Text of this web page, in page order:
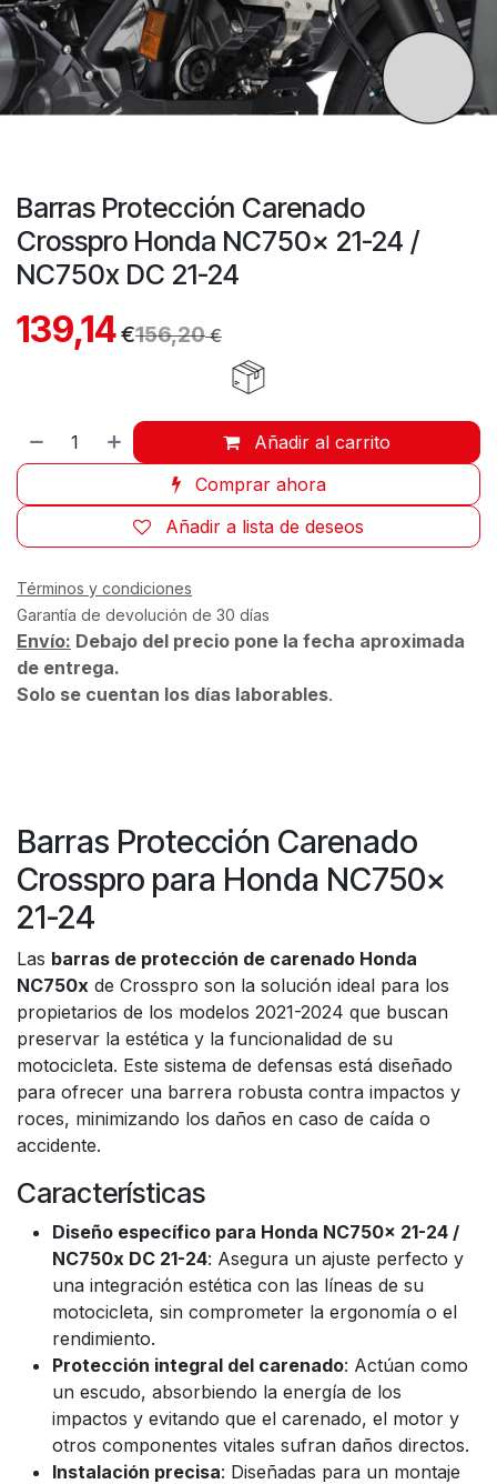
Barras Protección Carenado
Crosspro Honda NC750x 21-24 /
NC750x DC 21-24
139,14€156,20€
Añadir al carrito
Comprar ahora
Añadir a lista de deseos
Términos y condiciones
Garantía de devolución de 30 días
Envío: Debajo del precio pone la fecha aproximada
de entrega.
Solo se cuentan los días laborables.
Barras Protección Carenado
Crosspro para Honda NC750x
21-24
Las barras de protección de carenado Honda
NC750x de Crosspro son la solución ideal para los
propietarios de los modelos 2021-2024 que buscan
preservar la estética y la funcionalidad de su
motocicleta. Este sistema de defensas está diseñado
para ofrecer una barrera robusta contra impactos y
roces, minimizando los daños en caso de caída o
accidente.
Características
Diseño específico para Honda NC750x 21-24 /
NC750x DC 21-24: Asegura un ajuste perfecto y
una integración estética con las líneas de su
motocicleta, sin comprometer la ergonomía o el
rendimiento.
Protección integral del carenado: Actúan como
un escudo, absorbiendo la energía de los
impactos y evitando que el carenado, el motor y
otros componentes vitales sufran daños directos.
Instalación precisa: Diseñadas para un montaje